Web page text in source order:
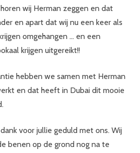
wij Herman zeggen en dat
en apart dat wij nu een keer als
omgehangen … en een
krijgen uitgereikt!!
hebben we samen met Herman
en dat heeft in Dubai dit mooie
voor jullie geduld met ons. Wij
benen op de grond nog na te